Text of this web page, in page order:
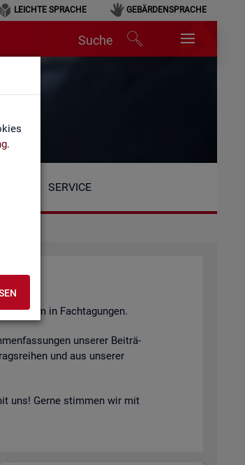
.
LEICHTE SPRACHE GEBÄRDENSPRACHE
Suche
SERVICE
in Fach­ta­gun­gen.
un­se­rer Bei­trä­
und aus un­se­rer
uns! Gerne stim­men wir mit